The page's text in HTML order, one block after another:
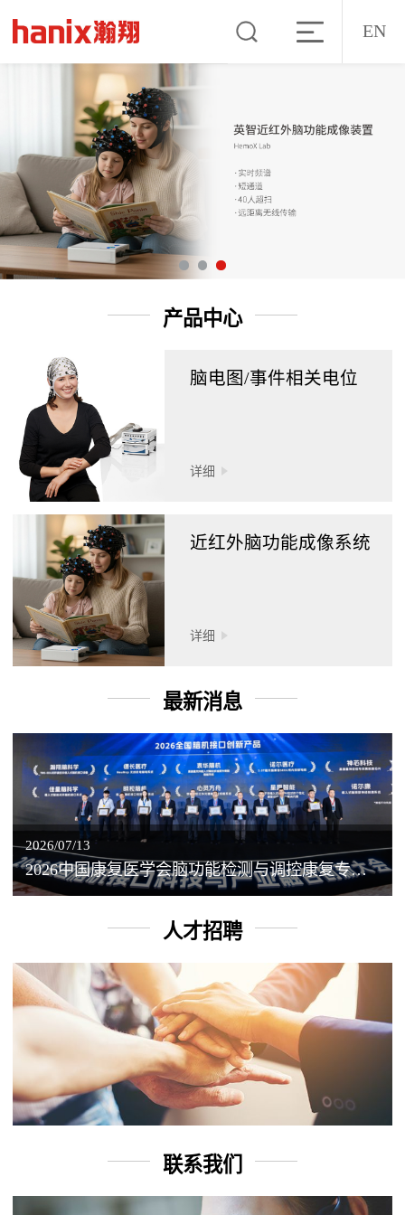
EN
产品中心
脑电图/事件相关电位
详细
近红外脑功能成像系统
详细
最新消息
2026/07/13
2026中国康复医学会脑功能检测与调控康复专业委员会学术年会丨脑客中国：脑机接口——EEG驱动TMS闭环调控工作坊
人才招聘
联系我们